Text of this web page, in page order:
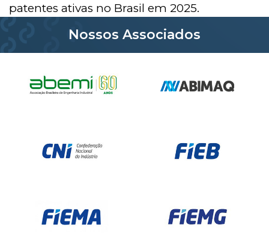
patentes ativas no Brasil em 2025.
Nossos Associados